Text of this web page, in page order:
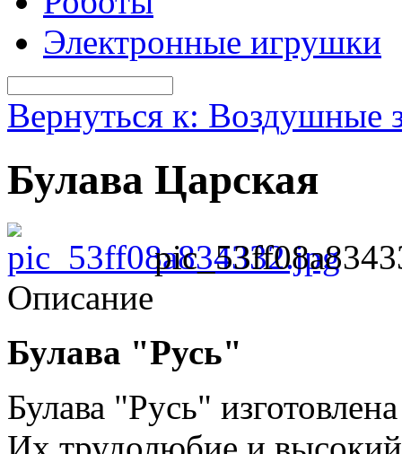
Электронные игрушки
Вернуться к: Воздушные
Булава Царская
Описание
Булава "Русь"
Булава "Русь"